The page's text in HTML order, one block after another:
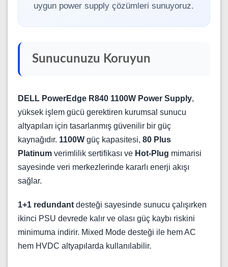
uygun power supply çözümleri sunuyoruz.
Sunucunuzu Koruyun
DELL PowerEdge R840 1100W Power Supply,
yüksek işlem gücü gerektiren kurumsal sunucu
altyapıları için tasarlanmış güvenilir bir güç
kaynağıdır. 1100W güç kapasitesi, 80 Plus
Platinum verimlilik sertifikası ve Hot-Plug mimarisi
sayesinde veri merkezlerinde kararlı enerji akışı
sağlar.
1+1 redundant desteği sayesinde sunucu çalışırken
ikinci PSU devrede kalır ve olası güç kaybı riskini
minimuma indirir. Mixed Mode desteği ile hem AC
hem HVDC altyapılarda kullanılabilir.